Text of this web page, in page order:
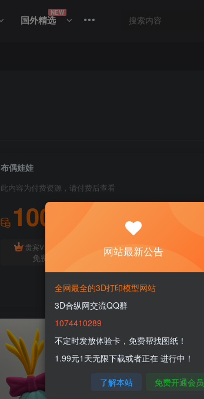
国外精选
NEW
布偶娃娃
此内容为付费资源，请付费后查看
100
贵宾VIP会员
免费
体验会员免费
网站最新公告
全网最全的3D打印模型网站
3D合纵网交流QQ群
1074410289
不定时发放体验卡，免费帮找图纸！
1.99元1天无限下载或者正在 进行中！
了解本站 免费开通会员